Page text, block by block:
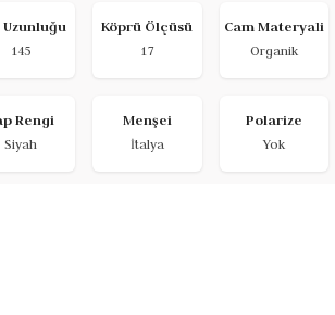
Uzunluğu
145
Köprü Ölçüsü
17
Cam Materyali
Organik
Rengi
Siyah
Menşei
İtalya
Polarize
Yok